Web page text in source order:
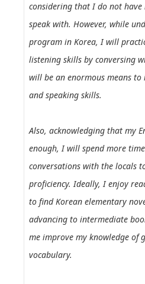
considering that I do not
speak with. However, while
program in Korea, I will
listening skills by conversing
will be an enormous means
and speaking skills.
Also, acknowledging that my
enough, I will spend more
conversations with the locals
proficiency. Ideally, I enjoy
to find Korean elementary
advancing to intermediate
me improve my knowledge of
vocabulary.